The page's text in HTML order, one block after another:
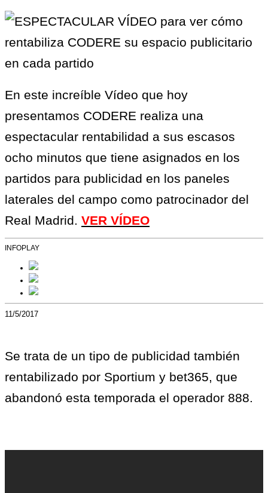
En este increíble Vídeo que hoy
presentamos CODERE realiza una
espectacular rentabilidad a sus escasos
ocho minutos que tiene asignados en los
partidos para publicidad en los paneles
laterales del campo como patrocinador del
Real Madrid. VER VÍDEO
INFOPLAY
11/5/2017
Se trata de un tipo de publicidad también
rentabilizado por Sportium y bet365, que
abandonó esta temporada el operador 888.